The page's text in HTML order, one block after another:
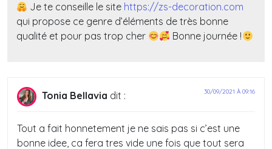
Je te conseille le site https://zs-decoration.com
qui propose ce genre d’éléments de très bonne
qualité et pour pas trop cher
Bonne journée !
Tonia Bellavia dit : 30/09/2021 À 09:16
Tout a fait honnetement je ne sais pas si c’est une
bonne idee, ca fera tres vide une fois que tout sera